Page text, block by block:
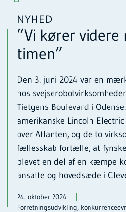
NYHED
”Vi kører videre
timen”
Den 3. juni 2024 var en
hos
Tietgens Boulevard i
amerikanske Lincoln
over Atlanten, og de to
fællesskab fortælle, at
blevet en del af en kæmpe
ansatte og hovedsæde i
24. oktober 2024
Forretningsudvikling,